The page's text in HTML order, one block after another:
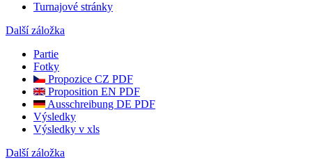
Turnajové stránky
Další záložka
Partie
Fotky
Propozice CZ PDF
Proposition EN PDF
Ausschreibung DE PDF
Výsledky
Výsledky v xls
Další záložka